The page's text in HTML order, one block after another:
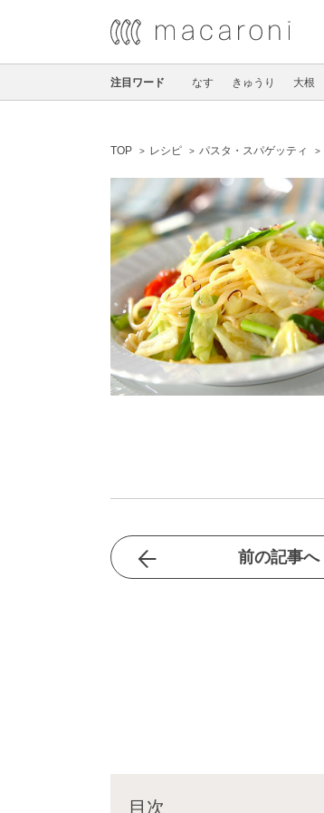
注目ワード なす きゅうり 大根
TOP レシピ パスタ・スパゲッティ
前の記事へ
目次